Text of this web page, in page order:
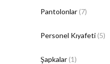
Pantolonlar (7)
Personel Kıyafeti (5)
Şapkalar (1)